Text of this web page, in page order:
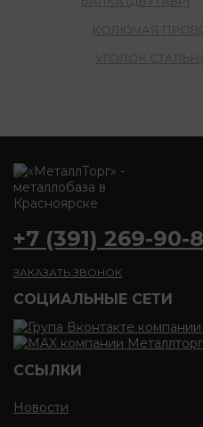
КОЛЮЧАЯ
УГОЛОК
+7 (391) 269-90-
ЗАКАЗАТЬ ЗВОНОК
CОЦИАЛЬНЫЕ СЕТИ
ССЫЛКИ
Новости